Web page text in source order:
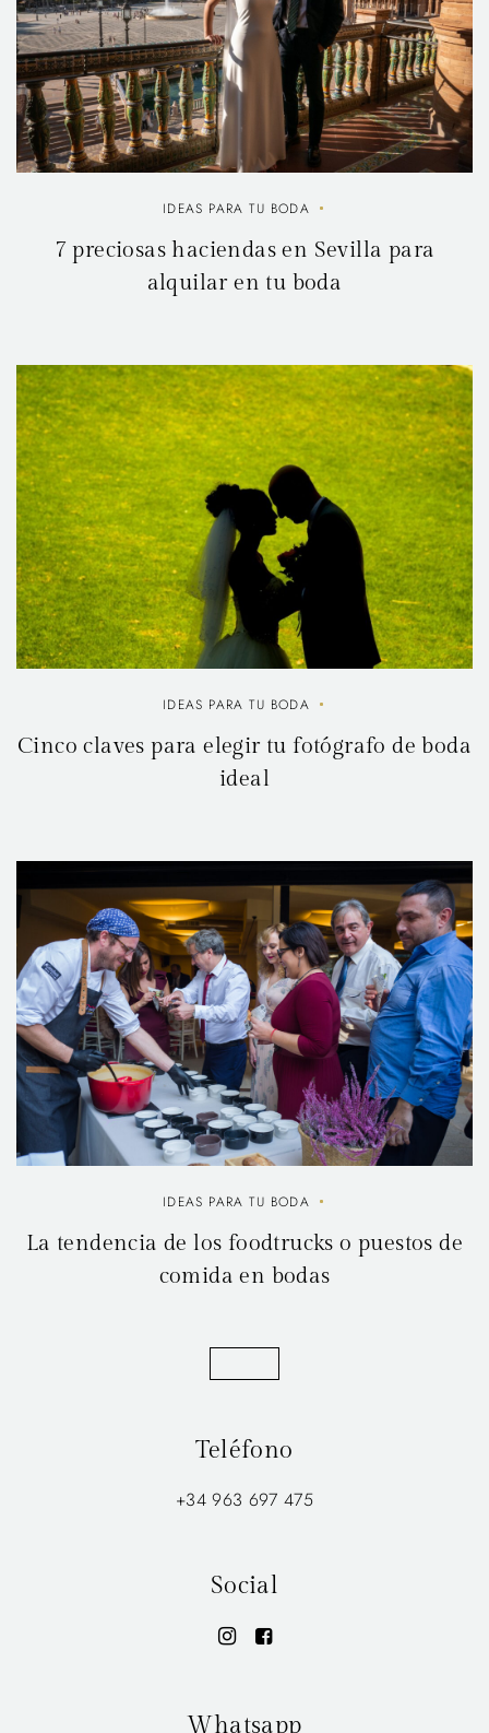
IDEAS PARA TU BODA
7 preciosas haciendas en Sevilla para
alquilar en tu boda
IDEAS PARA TU BODA
Cinco claves para elegir tu fotógrafo de boda
ideal
IDEAS PARA TU BODA
La tendencia de los foodtrucks o puestos de
comida en bodas
Teléfono
+34 963 697 475
Social
Whatsapp